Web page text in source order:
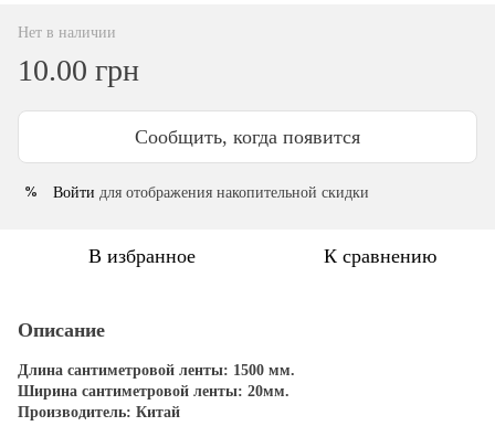
Нет в наличии
10.00 грн
Сообщить, когда появится
% Войти для отображения накопительной скидки
В избранное К сравнению
Описание
Длина сантиметровой ленты: 1500 мм.
Ширина сантиметровой ленты: 20мм.
Производитель: Китай